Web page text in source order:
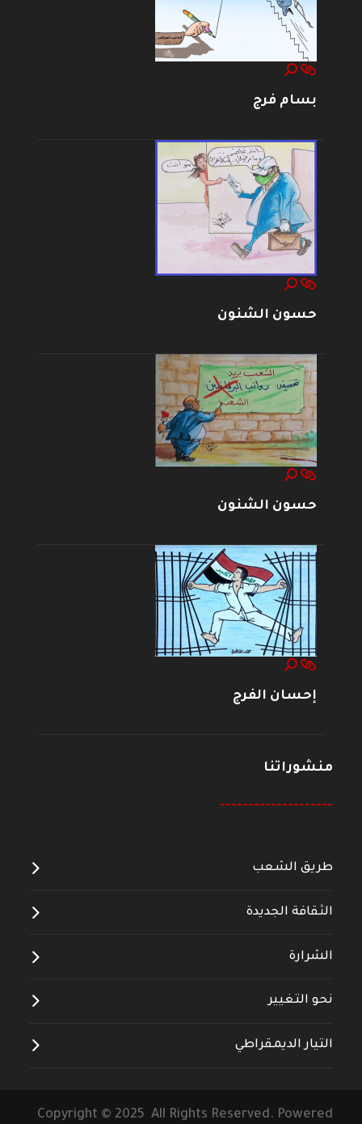
بسام فرج
حسون الشنون
حسون الشنون
إحسان الفرج
منشوراتنا
--------------------
طريق الشعب
الثقافة الجديدة
الشرارة
نحو التغيير
التيار الديمقراطي
Copyright © 2025 All Rights Reserved. Powered